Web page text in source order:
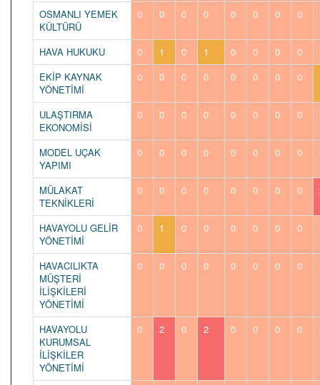
OSMANLI YEMEK
KÜLTÜRÜ
0 0 0 0 0 0 0 0
HAVA HUKUKU 0 1 0 1 0 0 0 0
EKİP KAYNAK
YÖNETİMİ
0 0 0 0 0 0 0 0
ULAŞTIRMA
EKONOMİSİ
0 0 0 0 0 0 0 0
MODEL UÇAK
YAPIMI
0 0 0 0 0 0 0 0
MÜLAKAT
TEKNİKLERİ
0 0 0 0 0 0 0 0
HAVAYOLU GELİR
YÖNETİMİ
0 1 0 0 0 0 0 0
HAVACILIKTA
MÜŞTERİ
İLİŞKİLERİ
YÖNETİMİ
0 0 0 0 0 0 0 0
HAVAYOLU
KURUMSAL
İLİŞKİLER
YÖNETİMİ
0 2 0 2 0 0 0 0